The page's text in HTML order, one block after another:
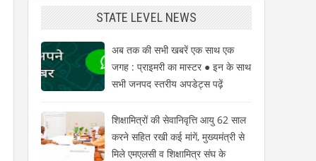
STATE LEVEL NEWS
अब तक की सभी खबरें एक साथ एक
जगह : प्राइमरी का मास्टर ● इन के साथ
सभी जनपद स्तरीय अपडेट्स पढ़ें
शिक्षामित्रों की सेवानिवृत्ति आयु 62 साल
करने सहित रखी कई मांगें, मुख्यमंत्री से
मिले एमएलसी व शिक्षामित्र संघ के